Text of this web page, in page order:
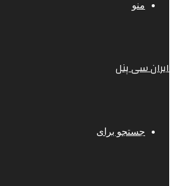
منو
ایران سی پنل
جستجو برای